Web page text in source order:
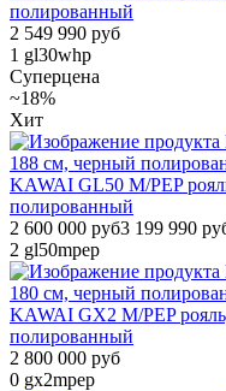
полированный
2 549 990 руб
1 gl30whp
Суперцена
~18%
Хит
KAWAI GL50 M/PEP
полированный
2 600 000 руб3 199 990
2 gl50mpep
KAWAI GX2 M/PEP
полированный
2 800 000 руб
0 gx2mpep